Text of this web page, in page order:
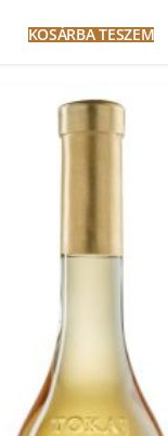
KOSÁRBA TESZEM